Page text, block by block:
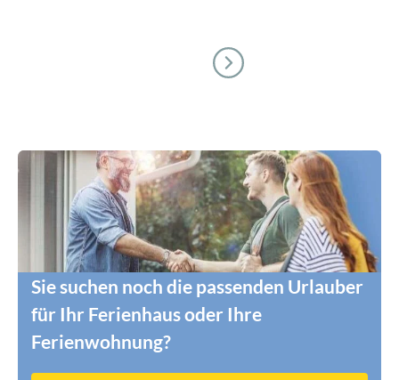
Sie suchen noch die passenden Urlauber
für Ihr Ferienhaus oder Ihre
Ferienwohnung?